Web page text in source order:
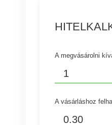
A megvásárolni
A vásárláshoz